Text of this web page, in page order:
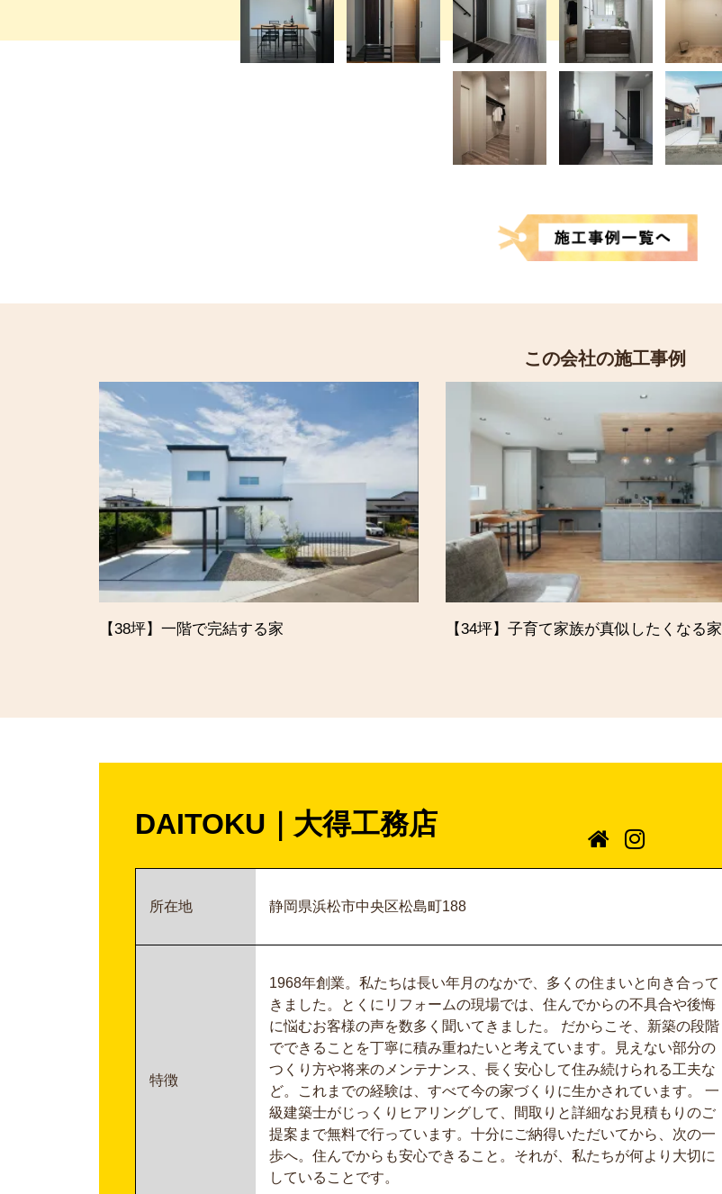
この会社の施工事例
【38坪】一階で完結する家 【34坪】子育て家族が真似したくなる家
DAITOKU 大得工務店
所在地 静岡県浜松市中央区松島町188
特徴
1968年創業。私たちは長い年月のなかで、多くの住まいと向き合って
きました。とくにリフォームの現場では、住んでからの不具合や後悔
に悩むお客様の声を数多く聞いてきました。 だからこそ、新築の段階
でできることを丁寧に積み重ねたいと考えています。見えない部分の
つくり方や将来のメンテナンス、長く安心して住み続けられる工夫な
ど。これまでの経験は、すべて今の家づくりに生かされています。 一
級建築士がじっくりヒアリングして、間取りと詳細なお見積もりのご
提案まで無料で行っています。十分にご納得いただいてから、次の一
歩へ。住んでからも安心できること。それが、私たちが何より大切に
していることです。